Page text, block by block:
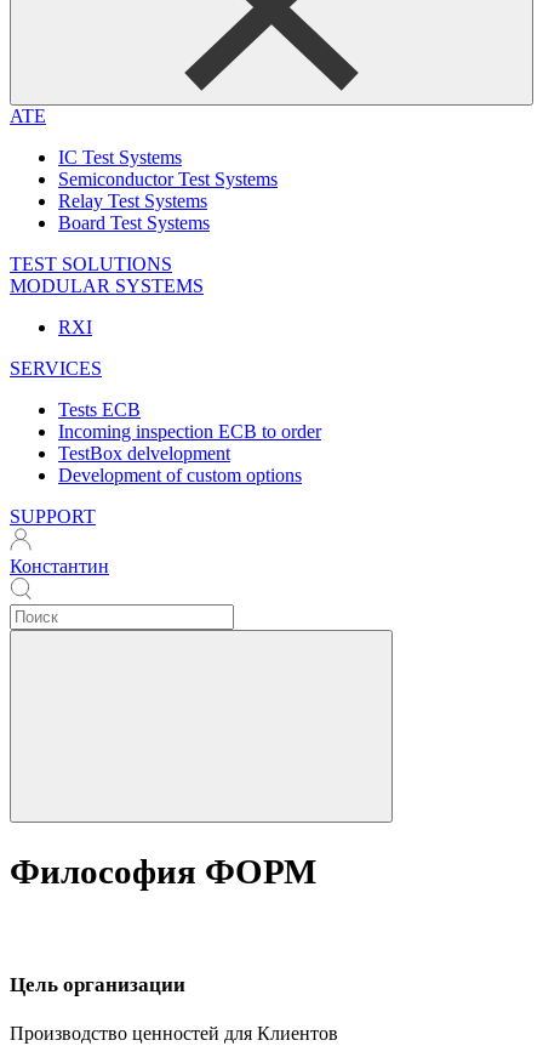
ATE
IC Test Systems
Semiconductor Test Systems
Relay Test Systems
Board Test Systems
TEST SOLUTIONS
MODULAR SYSTEMS
RXI
SERVICES
Tests ECB
Incoming inspection ECB to order
TestBox delvelopment
Development of custom options
SUPPORT
Константин
Философия ФОРМ
Цель организации
Производство ценностей для Клиентов